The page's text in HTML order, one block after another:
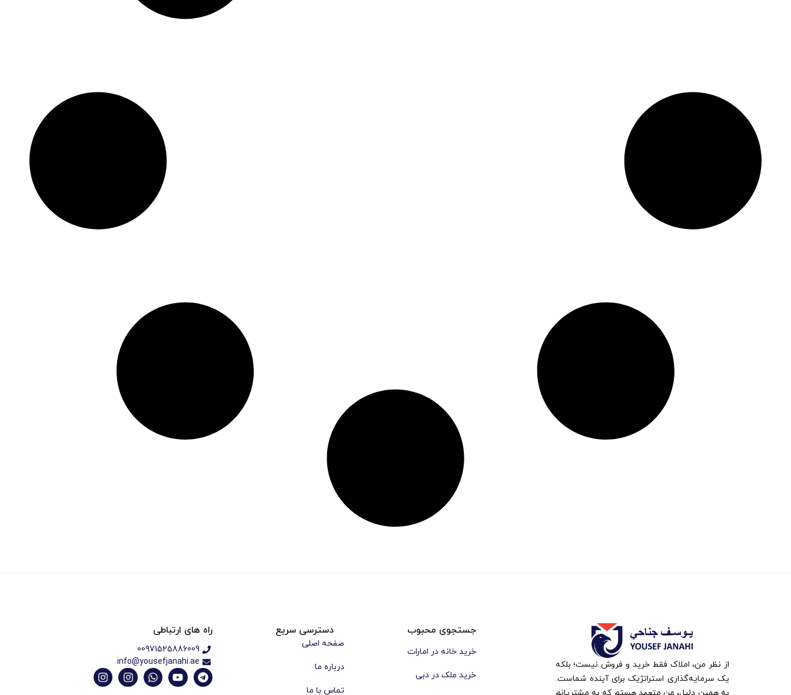
از نظر من، املاک فقط خرید و فروش نیست؛ بلکه
یک سرمایه‌گذاری استراتژیک برای آینده شماست.
جستجوی محبوب
خرید خانه در امارات
خرید ملک در دبی
دسترسی سریع
صفحه اصلی
درباره ما
تماس با ما
راه های ارتباطی
00971525886009
info@yousefjanahi.ae